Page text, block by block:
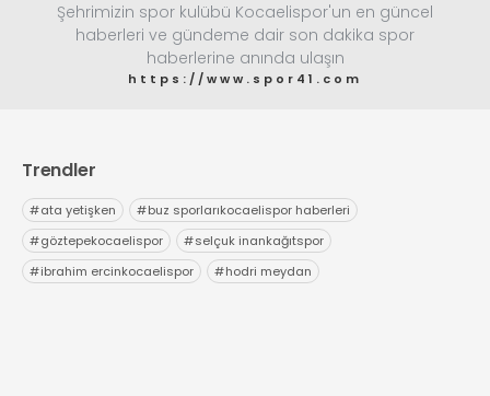
Şehrimizin spor kulübü Kocaelispor'un en güncel
haberleri ve gündeme dair son dakika spor
haberlerine anında ulaşın
https://www.spor41.com
Trendler
#ata yetişken #buz sporlarıkocaelispor haberleri
#göztepekocaelispor #selçuk inankağıtspor
#ibrahim ercinkocaelispor #hodri meydan